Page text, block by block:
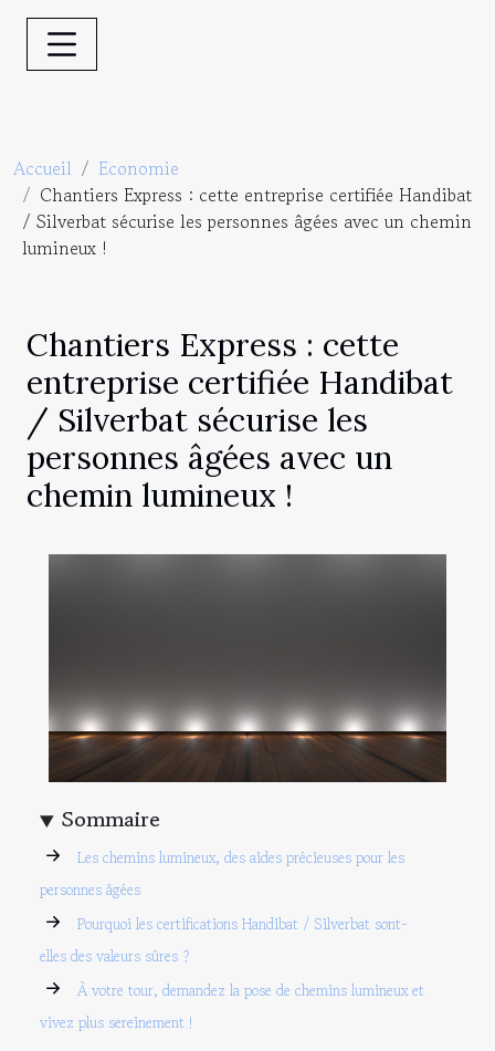
Accueil
Economie
Chantiers Express : cette entreprise certifiée Handibat
/ Silverbat sécurise les personnes âgées avec un chemin
lumineux !
Chantiers Express : cette
entreprise certifiée Handibat
/ Silverbat sécurise les
personnes âgées avec un
chemin lumineux !
Sommaire
Les chemins lumineux, des aides précieuses pour les
personnes âgées
Pourquoi les certifications Handibat / Silverbat sont-
elles des valeurs sûres ?
À votre tour, demandez la pose de chemins lumineux et
vivez plus sereinement !